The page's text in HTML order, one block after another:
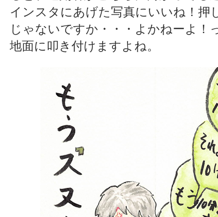
インスタにあげた写真にいいね！押
じゃないですか・・・よかねーよ！
地面に叩き付けますよね。